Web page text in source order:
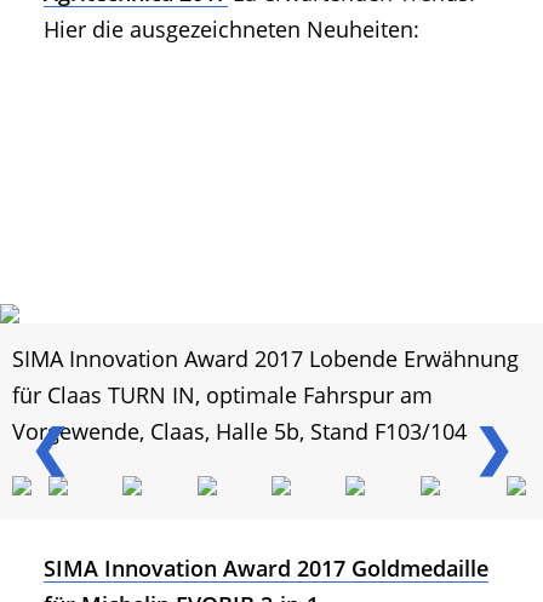
Hier die ausgezeichneten Neuheiten:
❮ ❯
SIMA Innovation Award 2017 Lobende Erwähnung
für Claas TURN IN, optimale Fahrspur am
Vorgewende, Claas, Halle 5b, Stand F103/104
SIMA Innovation Award 2017 Goldmedaille